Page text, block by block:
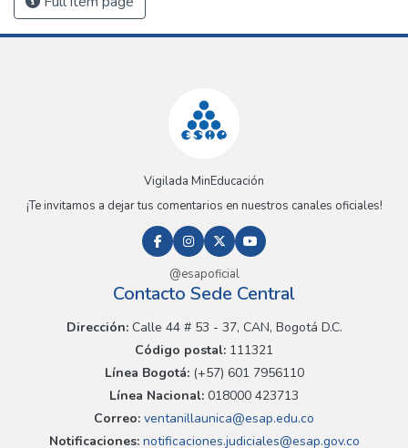
Vigilada MinEducación
¡Te invitamos a dejar tus comentarios en nuestros canales oficiales!
@esapoficial
Contacto Sede Central
Dirección:Calle 44 # 53 - 37, CAN, Bogotá D.C.
Código postal: 111321
Línea Bogotá:(+57) 601 7956110
Línea Nacional: 018000 423713
Correo: ventanillaunica@esap.edu.co
Notificaciones:notificaciones.judiciales@esap.gov.co